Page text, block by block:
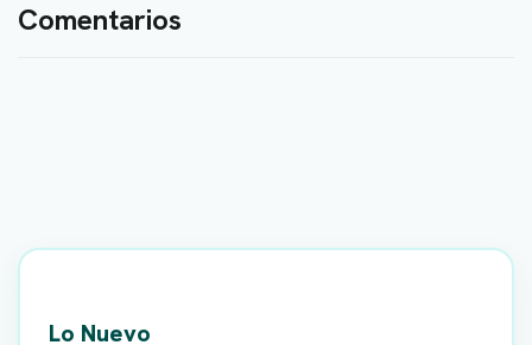
Comentarios
Lo Nuevo